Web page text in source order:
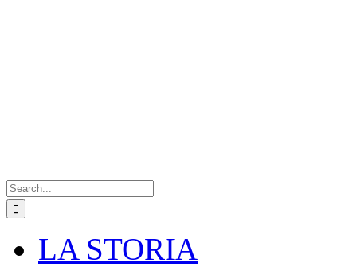
for:
LA STORIA